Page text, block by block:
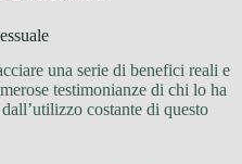
una serie di benefici reali e
testimonianze di chi lo ha
costante di questo